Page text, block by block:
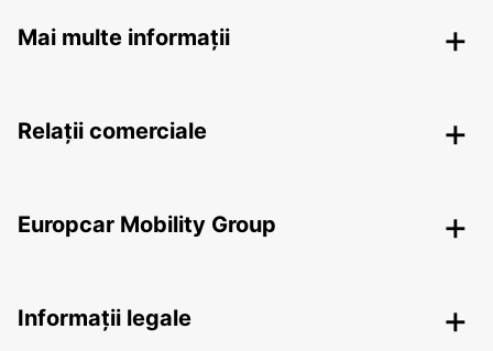
Mai multe informații
Relații comerciale
Europcar Mobility Group
Informații legale